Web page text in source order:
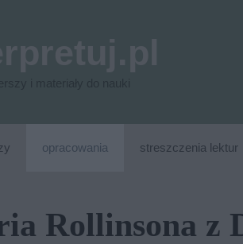
opracowania streszczenia lektur
Rollinsona z